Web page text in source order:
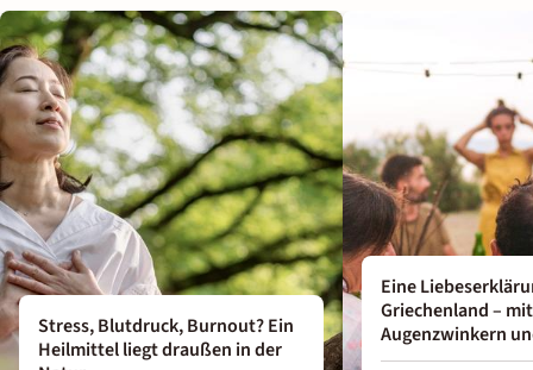
Stress, Blutdruck, Burnout? Ein
Heilmittel liegt draußen in der
Eine
Griechenland – mit
Augenzwinkern